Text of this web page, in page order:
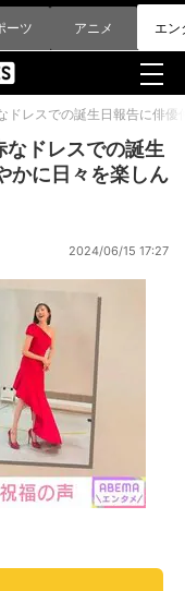
ーツ アニメ エン
ドレスでの誕生日報告に俳
なドレスでの誕生
かに日々を楽しん
2024/06/15 17:27